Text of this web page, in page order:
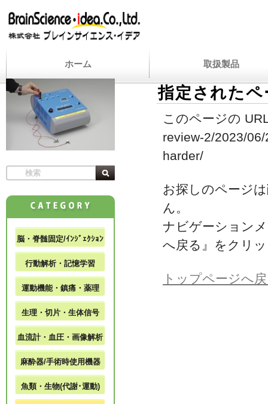
ホーム 取扱製品
指定された
このページの
review-2/2023/
harder/
お探しのページ
ん。
ナビゲーション
へ戻る』をクリ
トップページへ
脳・脊髄固定/ｲﾝｼﾞｪｸｼｮﾝ
行動解析・記憶学習
運動機能・鎮痛・薬理
生理・切片・生体信号
血流計・血圧・画像解析
麻酔器/手術時使用機器
魚類・生物(代謝･運動)